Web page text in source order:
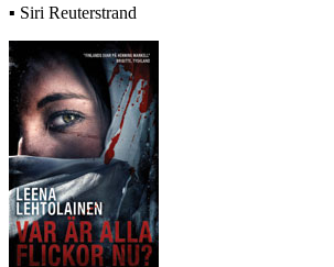
▪ Siri Reuterstrand